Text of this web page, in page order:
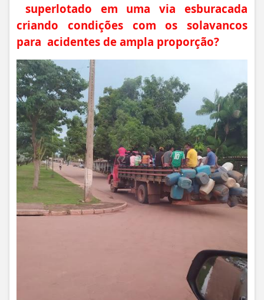
superlotado em uma via esburacada
criando condições com os solavancos
para acidentes de ampla proporção?